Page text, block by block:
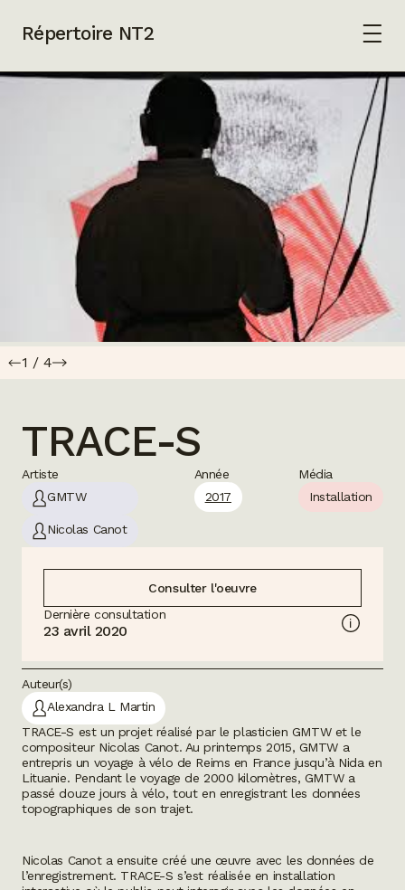
Répertoire NT2
1 / 4
TRACE-S
Artiste
GMTW
Nicolas Canot
Année
2017
Média
Installation
Consulter l'oeuvre
Dernière consultation
23 avril 2020
Auteur(s)
Alexandra L Martin
TRACE-S est un projet réalisé par le plasticien GMTW et le
compositeur Nicolas Canot. Au printemps 2015, GMTW a
entrepris un voyage à vélo de Reims en France jusqu’à Nida en
Lituanie. Pendant le voyage de 2000 kilomètres, GMTW a
passé douze jours à vélo, tout en enregistrant les données
topographiques de son trajet.
Nicolas Canot a ensuite créé une œuvre avec les données de
l’enregistrement. TRACE-S s’est réalisée en installation